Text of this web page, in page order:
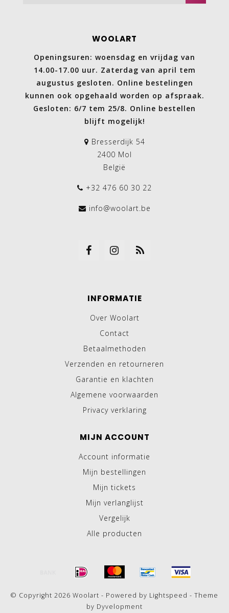
WOOLART
Openingsuren: woensdag en vrijdag van
14.00-17.00 uur. Zaterdag van april tem
augustus gesloten. Online bestelingen
kunnen ook opgehaald worden op afspraak.
Gesloten: 6/7 tem 25/8. Online bestellen
blijft mogelijk!
Bresserdijk 54
2400 Mol
België
+32 476 60 30 22
info@woolart.be
INFORMATIE
Over Woolart
Contact
Betaalmethoden
Verzenden en retourneren
Garantie en klachten
Algemene voorwaarden
Privacy verklaring
MIJN ACCOUNT
Account informatie
Mijn bestellingen
Mijn tickets
Mijn verlanglijst
Vergelijk
Alle producten
© Copyright 2026 Woolart - Powered by Lightspeed - Theme
by Dyvelopment